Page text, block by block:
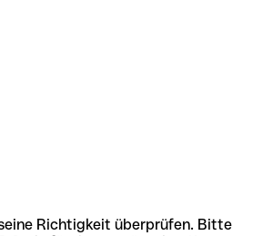
Richtigkeit überprüfen. Bitte